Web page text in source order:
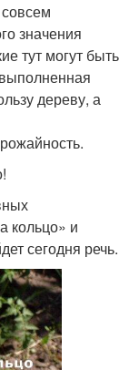
значения
тут могут быть
дереву, а
кольцо» и
сегодня речь.